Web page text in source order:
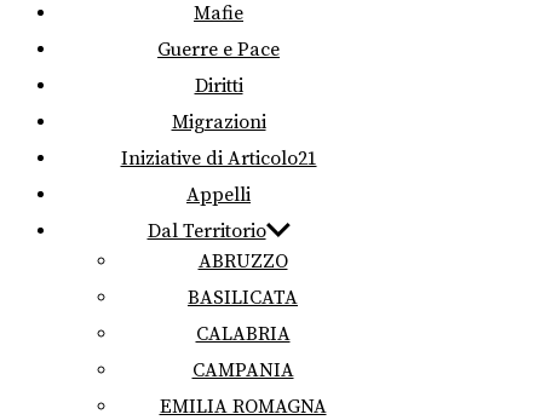
Mafie
Guerre e Pace
Diritti
Migrazioni
Iniziative di Articolo21
Appelli
Dal Territorio
ABRUZZO
BASILICATA
CALABRIA
CAMPANIA
EMILIA ROMAGNA